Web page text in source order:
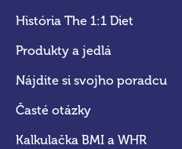
História The 1:1 Diet
Produkty a jedlá
Nájdite si svojho poradcu
Časté otázky
Kalkulačka BMI a WHR